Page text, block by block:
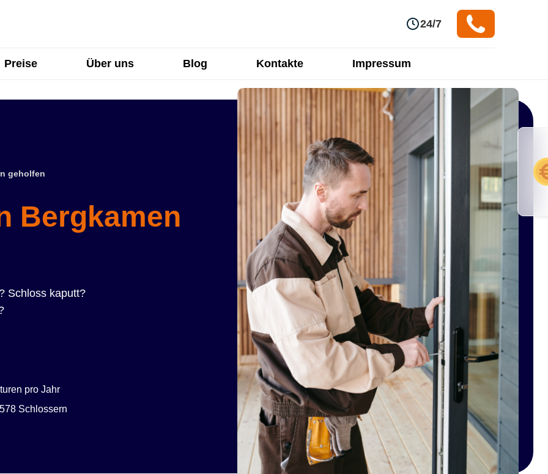
24/7
Preise Über uns Blog Kontakte Impressum
geholfen
Bergkamen
Schloss kaputt?
pro Jahr
Schlossern